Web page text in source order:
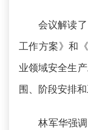
会议解读了
工作方案》和
业领域安全生
围、阶段安排和
林军华强调